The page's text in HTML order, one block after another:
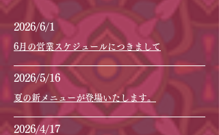
2026/6/1
6月の営業スケジュールにつきまして
2026/5/16
夏の新メニューが登場いたします。
2026/4/17